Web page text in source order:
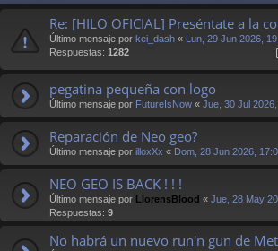
Re: [HILO OFICIAL] Preséntate a la
Último mensaje por kei_dash « Lun, 29 Jun 2026,
Respuestas: 1282
pegatina pequeña con logo
Último mensaje por FutureIsNow « Jue, 30 Jul
Reparación de Neo geo?
Último mensaje por illoxXx « Dom, 28 Jun 2026,
NEO GEO IS BACK ! ! !
Último mensaje por LlorensBlood « Jue, 28 May
Respuestas: 9
No habrá un nuevo run'n gun de